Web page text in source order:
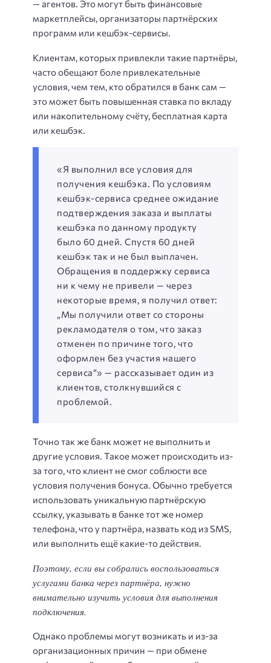
— агентов. Это могут быть финансовые
маркетплейсы, организаторы партнёрских
программ или кешбэк-сервисы.
Клиентам, которых привлекли такие партнёры,
часто обещают боле привлекательные
условия, чем тем, кто обратился в банк сам —
это может быть повышенная ставка по вкладу
или накопительному счёту, бесплатная карта
или кешбэк.
«Я выполнил все условия для
получения кешбэка. По условиям
кешбэк-сервиса среднее ожидание
подтверждения заказа и выплаты
кешбэка по данному продукту
было 60 дней. Спустя 60 дней
кешбэк так и не был выплачен.
Обращения в поддержку сервиса
ни к чему не привели — через
некоторые время, я получил ответ:
„Мы получили ответ со стороны
рекламодателя о том, что заказ
отменен по причине того, что
оформлен без участия нашего
сервиса“» — рассказывает один из
клиентов, столкнувшийся с
проблемой.
Точно так же банк может не выполнить и
другие условия. Такое может происходить из-
за того, что клиент не смог соблюсти все
условия получения бонуса. Обычно требуется
использовать уникальную партнёрскую
ссылку, указывать в банке тот же номер
телефона, что у партнёра, назвать код из SMS,
или выполнить ещё какие-то действия.
Поэтому, если вы собрались воспользоваться
услугами банка через партнёра, нужно
внимательно изучить условия для выполнения
подключения.
Однако проблемы могут возникать и из-за
организационных причин — при обмене